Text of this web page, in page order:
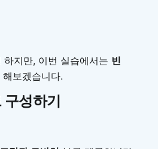
지만, 이번 실습에서는 빈
해보겠습니다.
성하기